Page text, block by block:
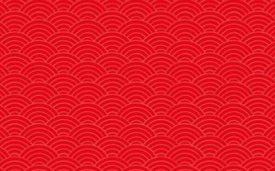
El ministro de Exteriores destacó
la labor de las Fundaciones
Consejo como parte del
"ecosistema de proyección
exterior" del país